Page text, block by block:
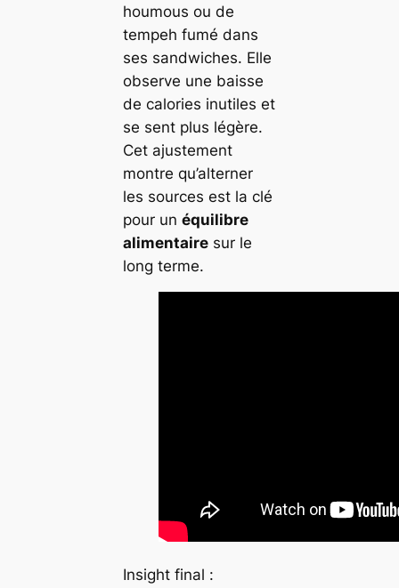
houmous ou de
tempeh fumé dans
ses sandwiches. Elle
observe une baisse
de calories inutiles et
se sent plus légère.
Cet ajustement
montre qu’alterner
les sources est la clé
pour un équilibre
alimentairesur le
long terme.
Insight final :